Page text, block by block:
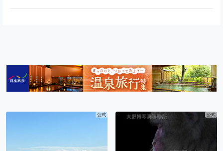
公式 公式